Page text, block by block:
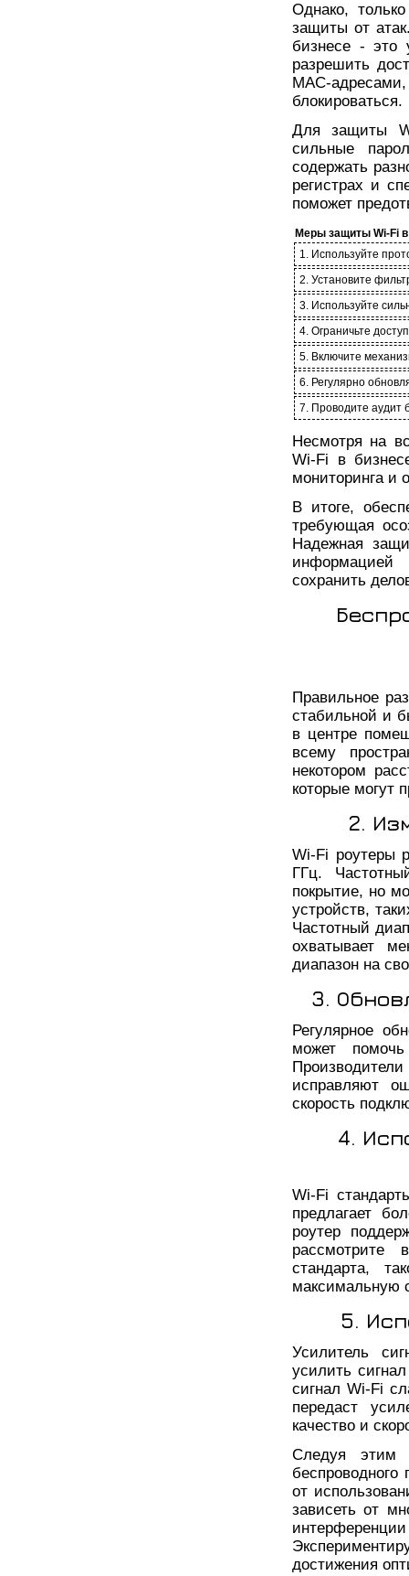
Однако,
защиты от
бизнесе - это
разрешить
MAC-
блокироваться.
Для защиты
сильные
содержать
регистрах и
поможет
Меры защиты Wi-Fi в
1. Используйте
2. Установите
3. Используйте
4. Ограничьте
5. Включите
6. Регулярно
7. Проводите аудит
Несмотря на
Wi-Fi в
мониторинга и
В итоге,
требующая
Надежная
информацией
сохранить
Правильное
стабильной и
в центре
всему
некотором
которые могут
2.
Wi-Fi роутеры
ГГц.
покрытие, но
устройств,
Частотный
охватывает
диапазон на
3.
Регулярное
может
исправляют
скорость
4.
Wi-Fi
предлагает
роутер
рассмотрите
стандарта,
максимальную
5.
Усилитель
усилить
сигнал Wi-Fi
передаст
качество и
Следуя этим
от
зависеть от
достижения